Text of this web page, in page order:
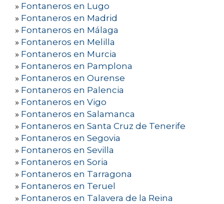
» Fontaneros en Lugo
» Fontaneros en Madrid
» Fontaneros en Málaga
» Fontaneros en Melilla
» Fontaneros en Murcia
» Fontaneros en Pamplona
» Fontaneros en Ourense
» Fontaneros en Palencia
» Fontaneros en Vigo
» Fontaneros en Salamanca
» Fontaneros en Santa Cruz de Tenerife
» Fontaneros en Segovia
» Fontaneros en Sevilla
» Fontaneros en Soria
» Fontaneros en Tarragona
» Fontaneros en Teruel
» Fontaneros en Talavera de la Reina